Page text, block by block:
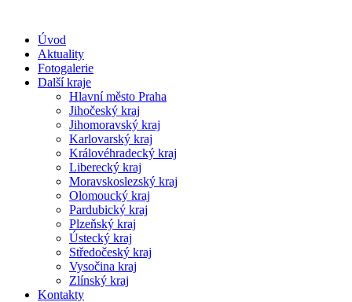
Úvod
Aktuality
Fotogalerie
Další kraje
Hlavní město Praha
Jihočeský kraj
Jihomoravský kraj
Karlovarský kraj
Královéhradecký kraj
Liberecký kraj
Moravskoslezský kraj
Olomoucký kraj
Pardubický kraj
Plzeňský kraj
Ústecký kraj
Středočeský kraj
Vysočina kraj
Zlínský kraj
Kontakty